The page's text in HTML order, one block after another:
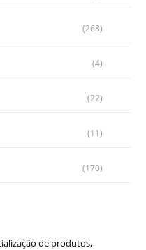
(268)
(4)
(22)
(11)
(170)
de produtos,